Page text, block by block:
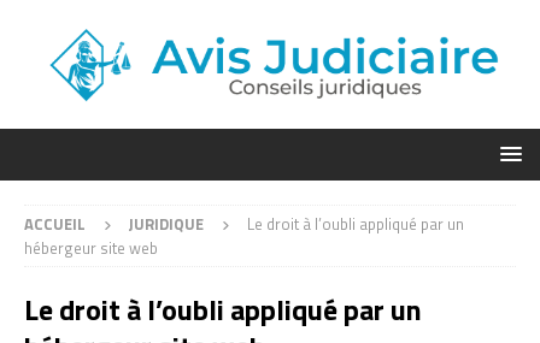
ACCUEIL JURIDIQUE
Le droit à l’oubli appliqué par un
hébergeur site web
Le droit à l’oubli appliqué par un